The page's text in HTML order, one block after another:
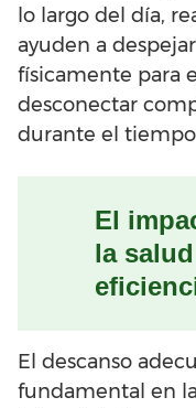
lo largo del día,
ayuden a
físicamente para
desconectar
durante el tiempo
El
la
El descanso
fundamental en